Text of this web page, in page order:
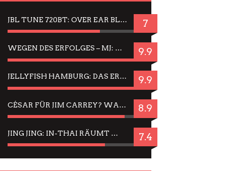
JBL TUNE 720BT: OVER EAR BLUETOOTH KOPFHÖRER UM DIE 50,-€ IM DAUER-TEST 7
WEGEN DES ERFOLGES – MJ: MICHAEL JACKSON MUSICAL IN EINER MATINEE SEHEN 9.9
JELLYFISH HAMBURG: DAS ERFOLGREICHE SOMMER-MENÜ 2025 IN GEFÜHLEN UND BILDERN 9.9
CÉSAR FÜR JIM CARREY? WARUM DAS EINER DER NERVIGSTEN ACTORS IST UND BLEIBT 8.9
JING JING: IN-THAI RÄUMT WIEDER TITEL AB – EIN ZWEI-STUNDEN-ERLEBNISBERICHT 7.4